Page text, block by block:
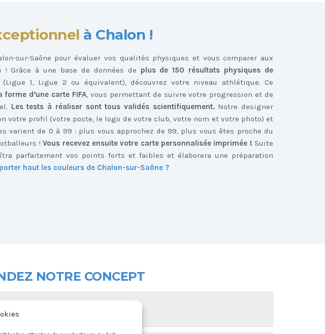
à Chalon !
sur-Saône pour évaluer vos qualités physiques et vous comparer aux
Grâce à une base de données de plus de 150 résultats physiques de
1, Ligue 2 ou équivalent), découvrez votre niveau athlétique. Ce
forme d’une carte FIFA, vous permettant de suivre votre progression et de
Les tests à réaliser sont tous validés scientifiquement. Notre designer
votre profil (votre poste, le logo de votre club, votre nom et votre photo) et
varient de 0 à 99 : plus vous approchez de 99, plus vous êtes proche du
!Vous recevez ensuite votre carte personnalisée imprimée ! Suite
parfaitement vos points forts et faibles et élaborera une préparation
haut les couleurs de Chalon-sur-Saône ?
NOTRE CONCEPT
athlètes à forts enjeux ?